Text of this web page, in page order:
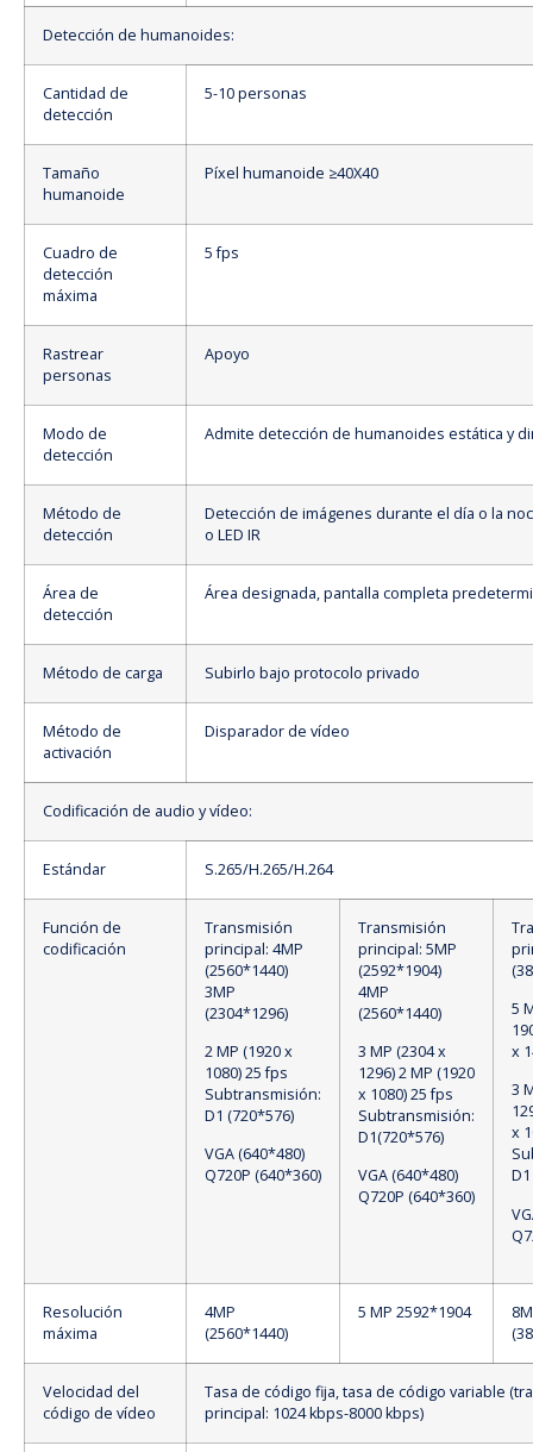
Detección de humanoides:
Cantidad de
detección
5-10 personas
Tamaño
humanoide
Píxel humanoide ≥40X40
Cuadro de
detección
máxima
5 fps
Rastrear
personas
Apoyo
Modo de
detección
Admite detección de humanoides estática y
Método de
detección
Detección de imágenes durante el día o la
o LED IR
Área de
detección
Área designada, pantalla completa
Método de carga Subirlo bajo protocolo privado
Método de
activación
Disparador de vídeo
Codificación de audio y vídeo:
Estándar S.265/H.265/H.264
Función de
codificación
Transmisión
principal: 4MP
(2560*1440)
3MP
(2304*1296)
2 MP (1920 x
1080) 25 fps
Subtransmisión:
D1 (720*576)
VGA (640*480)
Q720P (640*360)
Transmisión
principal: 5MP
(2592*1904)
4MP
(2560*1440)
3 MP (2304 x
1296) 2 MP (1920
x 1080) 25 fps
Subtransmisión:
D1(720*576)
VGA (640*480)
Q720P (640*360)
5
x
3
x
Resolución
máxima
4MP
(2560*1440)
5 MP 2592*1904
Velocidad del
código de vídeo
Tasa de código fija, tasa de código variable
principal: 1024 kbps-8000 kbps)